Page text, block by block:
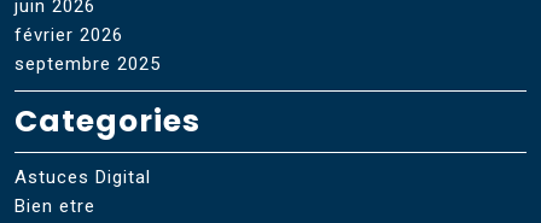
juin 2026
février 2026
septembre 2025
Categories
Astuces Digital
Bien etre